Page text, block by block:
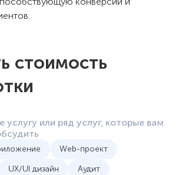
стоимость
услугу или ряд услуг, которые вам
Web-проект
UX/UI дизайн
Аудит